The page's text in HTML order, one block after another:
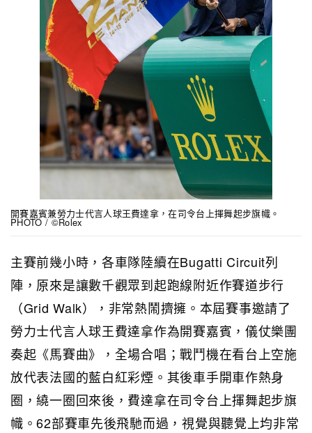
開賽嘉賓兼勞力士代言人球王費達拿，在司令台上揮舞起步旗幟。
PHOTO / ©Rolex
主賽前幾小時，各車隊陸續在Bugatti Circuit列
陣，原來是讓數千觀眾到起跑線附近作賽道步行
（Grid Walk），非常熱鬧擠擁。本屆賽事邀請了
勞力士代言人球王費達拿作為開賽嘉賓，儀仗樂團
奏起《馬賽曲》，全場合唱；戰鬥機在看台上空施
放代表法國的藍白紅彩煙。其後車手開車作熱身
圈，繞一圈回來後，費達拿在司令台上揮舞起步旗
幟。62部賽車先後飛馳而過，視覺與聽覺上均非常